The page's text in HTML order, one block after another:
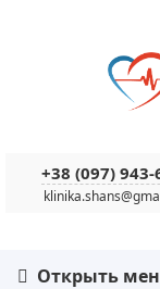
+38 (097) 943-
Открыть